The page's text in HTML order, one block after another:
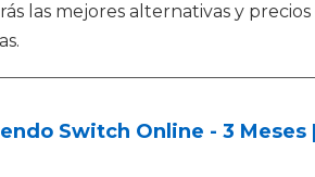
las mejores alternativas y
Switch Online - 3